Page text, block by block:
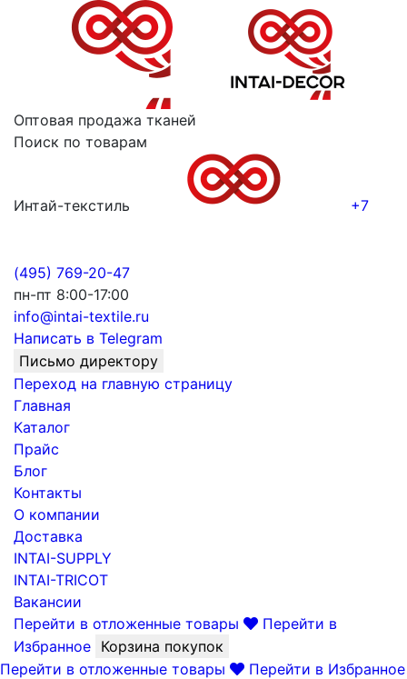
Оптовая продажа тканей
Поиск по товарам
Интай-текстиль +7
(495) 769-20-47
пн-пт 8:00-17:00
info@intai-textile.ru
Написать в Telegram
Письмо директору
Переход на главную страницу
Главная
Каталог
Прайс
Блог
Контакты
О компании
Доставка
INTAI-SUPPLY
INTAI-TRICOT
Вакансии
Перейти в отложенные товары
Перейти в
Избранное Корзина покупок
Перейти в отложенные товары
Перейти в Избранное